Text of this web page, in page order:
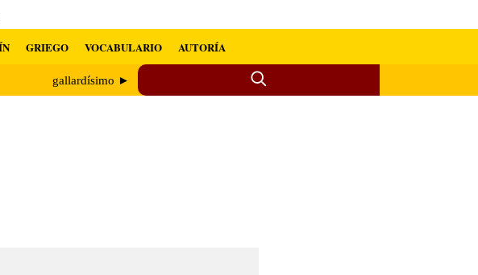
GRIEGO VOCABULARIO AUTORÍA
gallardísimo ►